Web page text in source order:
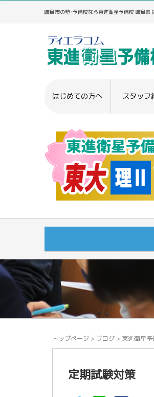
岐阜市の塾･予備校なら東進衛星予備校 岐阜
はじめての方へ スタッフ
トップページ > ブログ > 東進衛星
定期試験対策